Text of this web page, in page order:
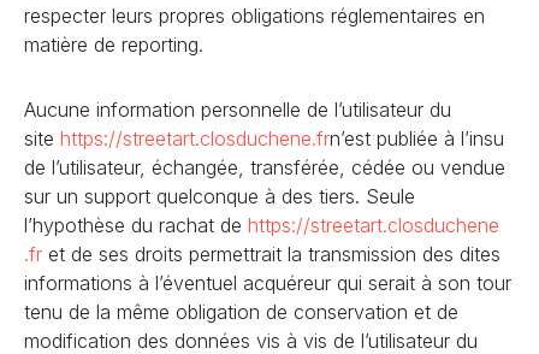
respecter leurs propres obligations réglementaires en
matière de reporting.
Aucune information personnelle de l’utilisateur du
site https://streetart.closduchene.frn’est publiée à l’insu
de l’utilisateur, échangée, transférée, cédée ou vendue
sur un support quelconque à des tiers. Seule
l’hypothèse du rachat de https://streetart.closduchene
.fr et de ses droits permettrait la transmission des dites
informations à l’éventuel acquéreur qui serait à son tour
tenu de la même obligation de conservation et de
modification des données vis à vis de l’utilisateur du